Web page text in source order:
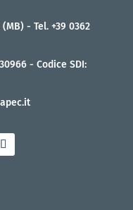
- Tel. +39 0362
- Codice SDI: